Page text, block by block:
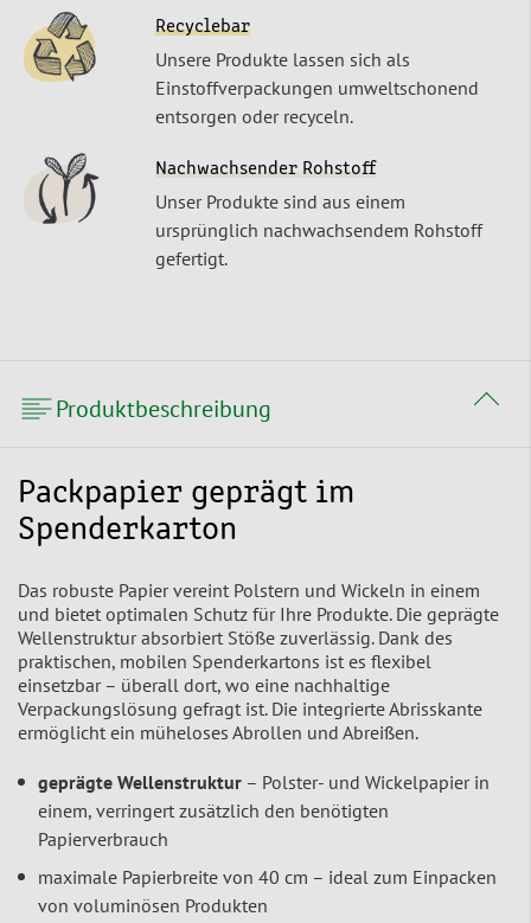
Recyclebar
Unsere Produkte lassen sich als
Einstoffverpackungen umweltschonend
entsorgen oder recyceln.
Nachwachsender Rohstoff
Unser Produkte sind aus einem
ursprünglich nachwachsendem Rohstoff
gefertigt.
Produktbeschreibung
Packpapier geprägt im
Spenderkarton
Das robuste Papier vereint Polstern und Wickeln in einem
und bietet optimalen Schutz für Ihre Produkte. Die geprägte
Wellenstruktur absorbiert Stöße zuverlässig. Dank des
praktischen, mobilen Spenderkartons ist es flexibel
einsetzbar – überall dort, wo eine nachhaltige
Verpackungslösung gefragt ist. Die integrierte Abrisskante
ermöglicht ein müheloses Abrollen und Abreißen.
geprägte Wellenstruktur – Polster- und Wickelpapier in
einem, verringert zusätzlich den benötigten
Papierverbrauch
maximale Papierbreite von 40 cm – ideal zum Einpacken
von voluminösen Produkten